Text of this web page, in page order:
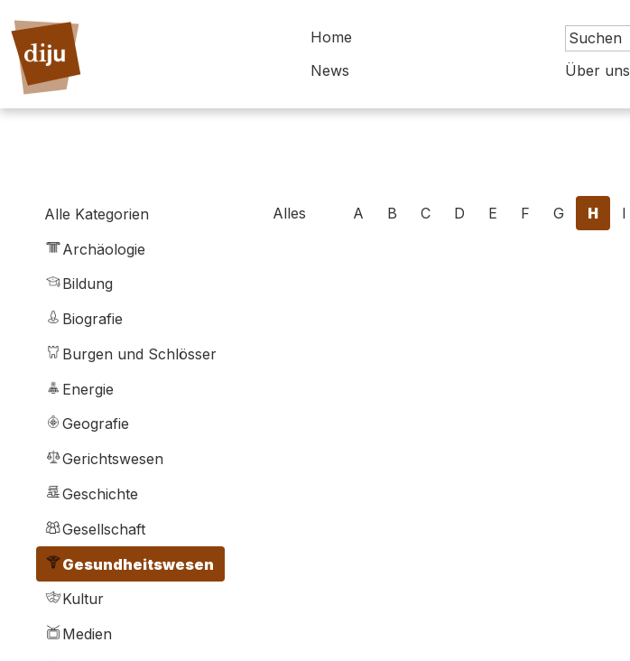
Home
News
Über uns
Alle Kategorien
Archäologie
Bildung
Biografie
Burgen und Schlösser
Energie
Geografie
Gerichtswesen
Geschichte
Gesellschaft
Gesundheitswesen
Kultur
Medien
Alles A B C D E F G H I